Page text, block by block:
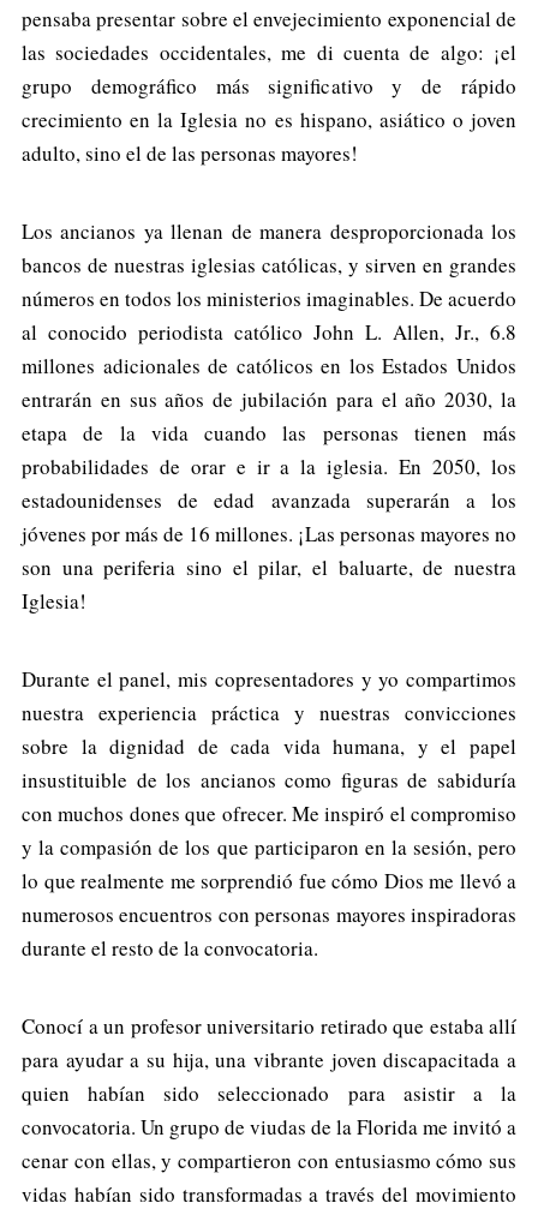
pensaba presentar sobre el envejecimiento exponencial de
las sociedades occidentales, me di cuenta de algo: ¡el
grupo demográfico más significativo y de rápido
crecimiento en la Iglesia no es hispano, asiático o joven
adulto, sino el de las personas mayores!
Los ancianos ya llenan de manera desproporcionada los
bancos de nuestras iglesias católicas, y sirven en grandes
números en todos los ministerios imaginables. De acuerdo
al conocido periodista católico John L. Allen, Jr., 6.8
millones adicionales de católicos en los Estados Unidos
entrarán en sus años de jubilación para el año 2030, la
etapa de la vida cuando las personas tienen más
probabilidades de orar e ir a la iglesia. En 2050, los
estadounidenses de edad avanzada superarán a los
jóvenes por más de 16 millones. ¡Las personas mayores no
son una periferia sino el pilar, el baluarte, de nuestra
Iglesia!
Durante el panel, mis copresentadores y yo compartimos
nuestra experiencia práctica y nuestras convicciones
sobre la dignidad de cada vida humana, y el papel
insustituible de los ancianos como figuras de sabiduría
con muchos dones que ofrecer. Me inspiró el compromiso
y la compasión de los que participaron en la sesión, pero
lo que realmente me sorprendió fue cómo Dios me llevó a
numerosos encuentros con personas mayores inspiradoras
durante el resto de la convocatoria.
Conocí a un profesor universitario retirado que estaba allí
para ayudar a su hija, una vibrante joven discapacitada a
quien habían sido seleccionado para asistir a la
convocatoria. Un grupo de viudas de la Florida me invitó a
cenar con ellas, y compartieron con entusiasmo cómo sus
vidas habían sido transformadas a través del movimiento